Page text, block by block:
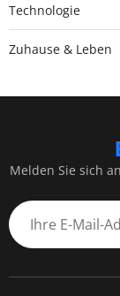
Technologie
Zuhause & Leben
Melden Sie sich